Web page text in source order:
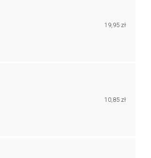
19,95 zł
10,85 zł